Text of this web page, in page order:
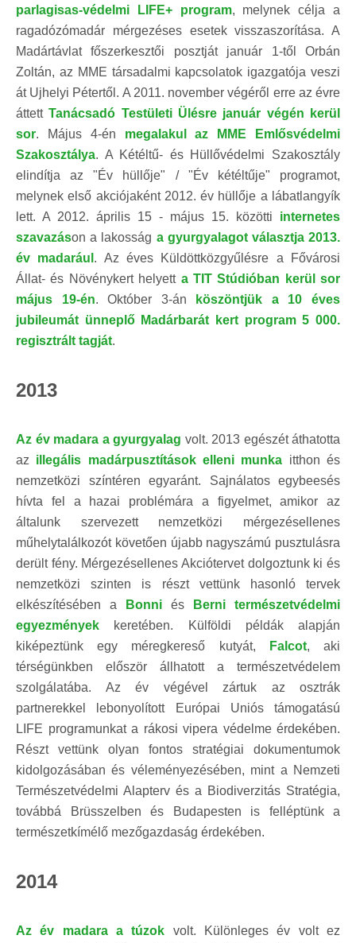
parlagisas-védelmi LIFE+ program, melynek célja a
ragadózómadár mérgezéses esetek visszaszorítása. A
Madártávlat főszerkesztői posztját január 1-től Orbán
Zoltán, az MME társadalmi kapcsolatok igazgatója veszi
át Ujhelyi Pétertől. A 2011. november végéről erre az évre
áttettTanácsadó Testületi Ülésre január végén kerül
sor. Május 4-én megalakul az MME Emlősvédelmi
Szakosztálya. A Kétéltű- és Hüllővédelmi Szakosztály
elindítja az "Év hüllője" / "Év kétéltűje" programot,
melynek első akciójaként 2012. év hüllője a lábatlangyík
lett. A 2012. április 15 - május 15. közötti internetes
szavazáson a lakosság a gyurgyalagot választja 2013.
év madarául . Az éves Küldöttközgyűlésre a Fővárosi
Állat- és Növénykert helyett a TIT Stúdióban kerül sor
május 19-én. Október 3-án
köszöntjük a 10 éves
jubileumát ünneplő Madárbarát kert program 5 000.
regisztrált tagját.
2013
Az év madara a gyurgyalag volt. 2013 egészét áthatotta
az illegális madárpusztítások elleni munka itthon és
nemzetközi színtéren egyaránt. Sajnálatos egybeesés
hívta fel a hazai problémára a figyelmet, amikor az
általunk szervezett nemzetközi mérgezésellenes
műhelytalálkozót követően újabb nagyszámú pusztulásra
derült fény. Mérgezésellenes Akciótervet dolgoztunk ki és
nemzetközi szinten is részt vettünk hasonló tervek
elkészítésében a
Bonni és
Berni természetvédelmi
egyezmények keretében. Külföldi példák alapján
kiképeztünk egy méregkereső kutyát, Falcot, aki
térségünkben először állhatott a természetvédelem
szolgálatába. Az év végével zártuk az osztrák
partnerekkel lebonyolított Európai Uniós támogatású
LIFE programunkat a rákosi vipera védelme érdekében.
Részt vettünk olyan fontos stratégiai dokumentumok
kidolgozásában és véleményezésében, mint a Nemzeti
Természetvédelmi Alapterv és a Biodiverzitás Stratégia,
továbbá Brüsszelben és Budapesten is felléptünk a
természetkímélő mezőgazdaság érdekében.
2014
Az év madara a túzok volt. Különleges év volt ez